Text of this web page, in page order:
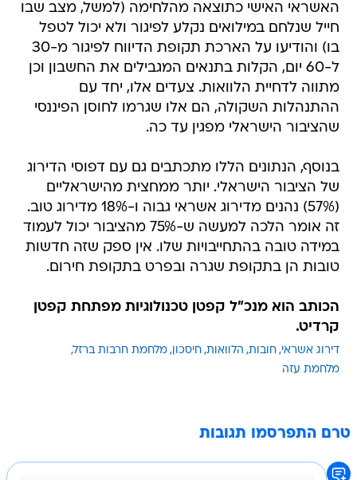
האשראי האישי כתוצאה מהלחימה (למשל, מצב שבו
חייל שנלחם במילואים נקלע לפיגור ולא יכול לטפל
בו) והודיעו על הארכת תקופת הדיווח לפיגור מ-30
ל-60 יום, הקלות בתנאים המגבילים את החשבון וכן
מתווה לדחיית הלוואות. צעדים אלו, יחד עם
ההתנהלות השקולה, הם אלו שגרמו לחוסן הפיננסי
שהציבור הישראלי מפגין עד כה.
בנוסף, הנתונים הללו מתכתבים גם עם דפוסי הדירוג
של הציבור הישראלי. יותר ממחצית מהישראליים
(57%) נהנים מדירוג אשראי גבוה ו-18% מדירוג טוב.
זה אומר הלכה למעשה ש-75% מהציבור יכול לעמוד
במידה טובה בהתחייבויות שלו. אין ספק שזה חדשות
טובות הן בתקופת שגרה ובפרט בתקופת חירום.
הכותב הוא מנכ"ל קפטן טכנולוגיות מפתחת קפטן
קרדיט.
דירוג אשראי חובות הלוואות חיסכון מלחמת חרבות ברזל
מלחמת עזה
טרם התפרסמו תגובות